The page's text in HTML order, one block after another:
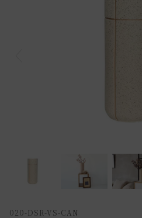
020-DSR-VS-CAN